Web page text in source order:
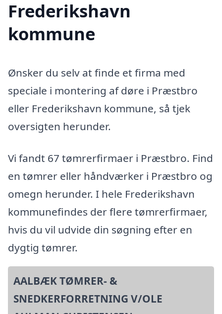
Frederikshavn
kommune
Ønsker du selv at finde et firma med
speciale i montering af døre i Præstbro
eller Frederikshavn kommune, så tjek
oversigten herunder.
Vi fandt 67 tømrerfirmaer i Præstbro. Find
en tømrer eller håndværker i Præstbro og
omegn herunder. I hele Frederikshavn
kommunefindes der flere tømrerfirmaer,
hvis du vil udvide din søgning efter en
dygtig tømrer.
AALBÆK TØMRER- &
SNEDKERFORRETNING V/OLE